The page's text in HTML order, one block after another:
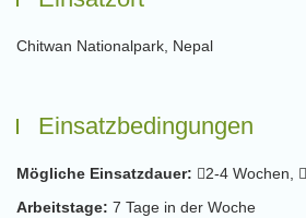
Chitwan Nationalpark, Nepal
Einsatzbedingungen
Mögliche Einsatzdauer: 2-4 Wochen,
Arbeitstage: 7 Tage in der Woche